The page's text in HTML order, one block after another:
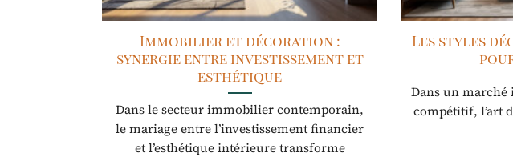
Immobilier et décoration :
synergie entre investissement et
esthétique
Dans le secteur immobilier contemporain,
le mariage entre l’investissement financier
et l’esthétique intérieure transforme
Les styles
Dans un
compétitif, l’art